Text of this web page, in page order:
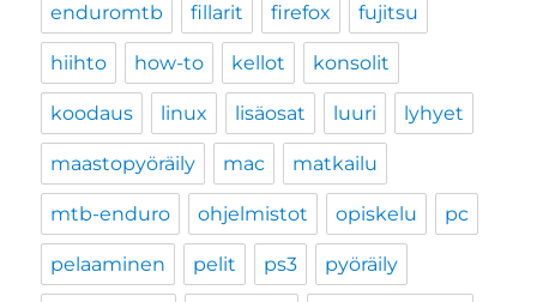
enduromtb fillarit firefox fujitsu
hiihto how-to kellot konsolit
koodaus linux lisäosat luuri lyhyet
maastopyöräily mac matkailu
mtb-enduro ohjelmistot opiskelu pc
pelaaminen pelit ps3 pyöräily